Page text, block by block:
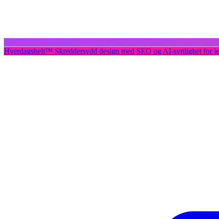
Hverdagshelt™ Skreddersydd design med SEO og AI-synlighet for